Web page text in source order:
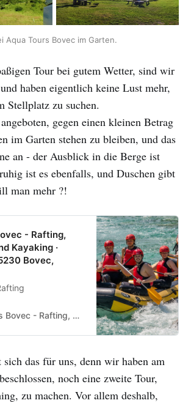
Aqua Tours Bovec im Garten.
Tour bei gutem Wetter, sind wir
haben eigentlich keine Lust mehr,
Stellplatz zu suchen.
gegen einen kleinen Betrag
im Garten stehen zu bleiben, und das
an - der Ausblick in die Berge ist
ist es ebenfalls, und Duschen gibt
man mehr ?!
- Rafting,
Kayaking ·
Bovec,
Aqua tours Bovec - Rafting, Canyoning and Kayaking · Čezsoča 71, 5230 Bovec, Slowenien
das für uns, denn wir haben am
noch eine zweite Tour,
zu machen. Vor allem deshalb,